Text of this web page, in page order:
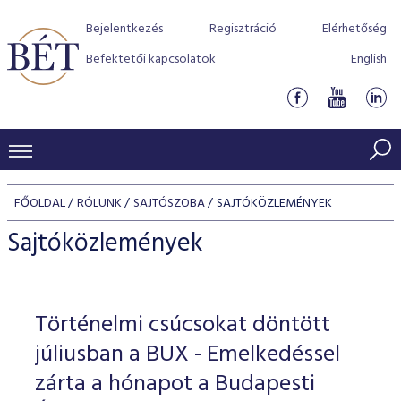
Bejelentkezés Regisztráció
Elérhetőség
Befektetői kapcsolatok
English
KERESKEDÉSI ADATOK
INDEXEK
Jelzáloglevél indexek
Vállalati kötvény indexek
Azonnali Piac
Részvények
Származékos piac
BEFEKTETŐK
Részvény szekció
Hitelpapír szekció
BÉT szabályzatok
Befektetővédelem
Alkalmazott díjstruktúra
Elszámolás
Részvény és vállalati kötvény tőzsdei bevezetését
program
BÉT Xtend - Részvénypiac egyszerűen
TŐZSDETAGOK
Tőzsdetagok, üzletkötők
VENDOROK
FŐOLDAL RÓLUNK SAJTÓSZOBA SAJTÓKÖZLEMÉNYEK
Sajtóközlemények
Történelmi csúcsokat döntött
júliusban a BUX - Emelkedéssel
zárta a hónapot a Budapesti